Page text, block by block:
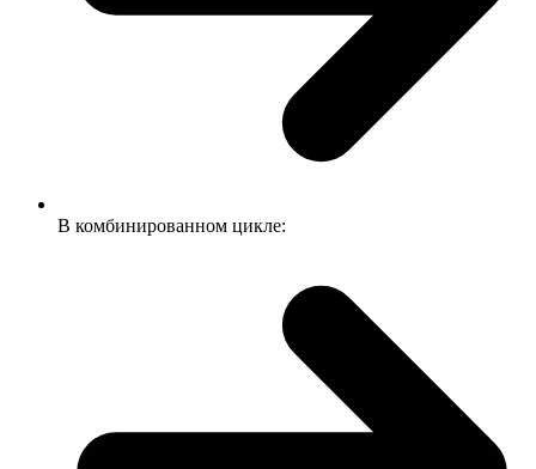
В комбинированном цикле: